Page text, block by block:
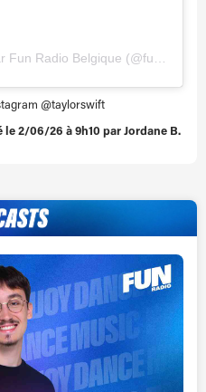
@taylorswift
le 2/06/26 à 9h10 par Jordane B.